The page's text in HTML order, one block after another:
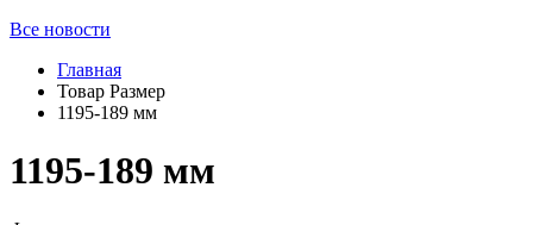
Все новости
Главная
Товар Размер
1195-189 мм
1195-189 мм